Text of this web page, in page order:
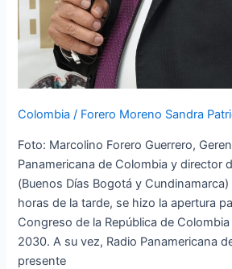
Colombia / Forero Moreno Sandra
Foto: Marcolino Forero Guerrero,
Panamericana de Colombia y director
(Buenos Días Bogotá y
horas de la tarde, se hizo la apertura
Congreso de la República de
2030. A su vez, Radio Panamericana
presente